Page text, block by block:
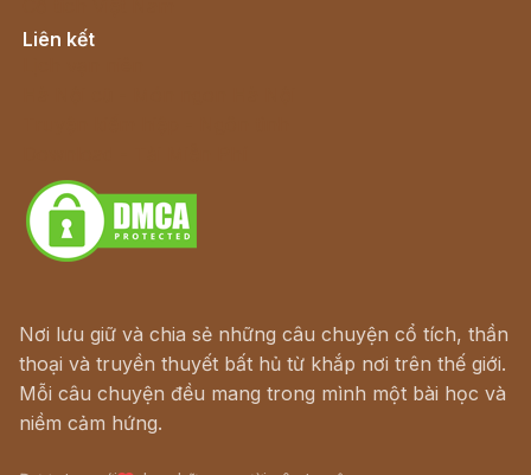
Liên kết
Nơi lưu giữ và chia sẻ những câu chuyện cổ tích, thần
thoại và truyền thuyết bất hủ từ khắp nơi trên thế giới.
Mỗi câu chuyện đều mang trong mình một bài học và
niềm cảm hứng.